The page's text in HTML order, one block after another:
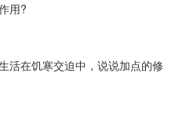
用?
活在饥寒交迫中，说说加点的修